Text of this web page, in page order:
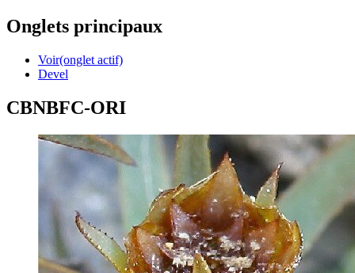
Onglets principaux
Voir(onglet actif)
Devel
CBNBFC-ORI